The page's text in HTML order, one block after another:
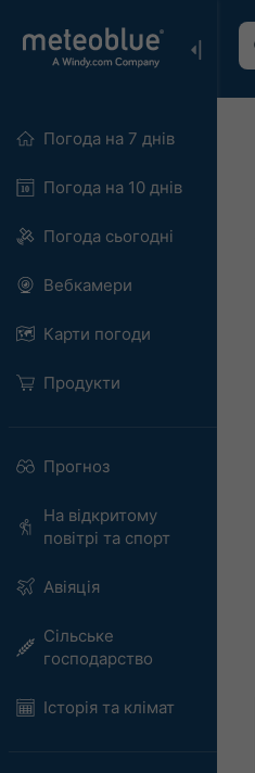
Погода на 7 днів
Погода на 10 днів
Погода сьогодні
Вебкамери
Карти погоди
Продукти
Прогноз
На відкритому
повітрі та спорт
Авіяція
Сільське
господарство
Історія та клімат